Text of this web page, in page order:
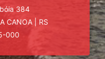
384
CANOA
RS
000